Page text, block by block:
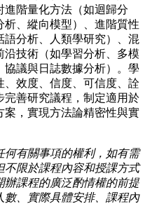
階量化方法（如迴歸分
、縱向模型）、進階質性
分析、人類學研究）、混
技術（如學習分析、多模
議與日誌數據分析）。學
效度、信度、可信度、詮
善研究議程，制定適用於
，實現方法論精密性與實
何有關事項的權利，如有需
不限於課程內容和授課方式
辦課程的廣泛酌情權的前提
數、實際具體安排、課程內